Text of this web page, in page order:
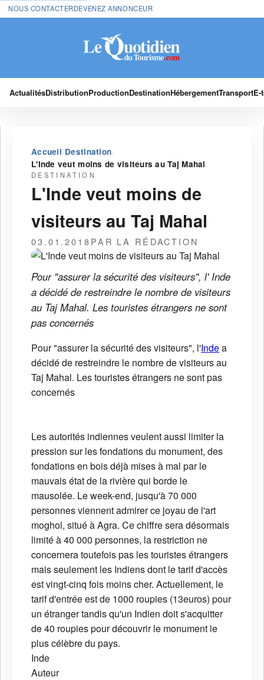
NOUS CONTACTERDEVENEZ ANNONCEUR
ActualitésDistributionProductionDestinationHébergementTransport
Accueil›Destination›
L'Inde veut moins de visiteurs au Taj Mahal
DESTINATION
L'Inde veut moins de
visiteurs au Taj Mahal
03.01.2018PAR LA RÉDACTION
Pour "assurer la sécurité des visiteurs", l' Inde
a décidé de restreindre le nombre de visiteurs
au Taj Mahal. Les touristes étrangers ne sont
pas concernés
Pour "assurer la sécurité des visiteurs", l'Indea
décidé de restreindre le nombre de visiteurs au
Taj Mahal. Les touristes étrangers ne sont pas
concernés
Les autorités indiennes veulent aussi limiter la
pression sur les fondations du monument, des
fondations en bois déjà mises à mal par le
mauvais état de la rivière qui borde le
mausolée. Le week-end, jusqu'à 70 000
personnes viennent admirer ce joyau de l'art
moghol, situé à Agra. Ce chiffre sera désormais
limité à 40 000 personnes, la restriction ne
concernera toutefois pas les touristes étrangers
mais seulement les Indiens dont le tarif d'accès
est vingt-cinq fois moins cher. Actuellement, le
tarif d'entrée est de 1000 roupies (13euros) pour
un étranger tandis qu'un Indien doit s'acquitter
de 40 roupies pour découvrir le monument le
plus célèbre du pays.
Inde
Auteur